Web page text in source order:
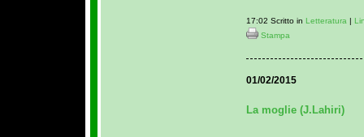
17:02 Scritto in Letteratura|
Stampa
01/02/2015
La moglie (J.Lahiri)